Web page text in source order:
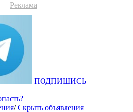
Реклама
ПОДПИШИСЬ
/Скрыть объявления